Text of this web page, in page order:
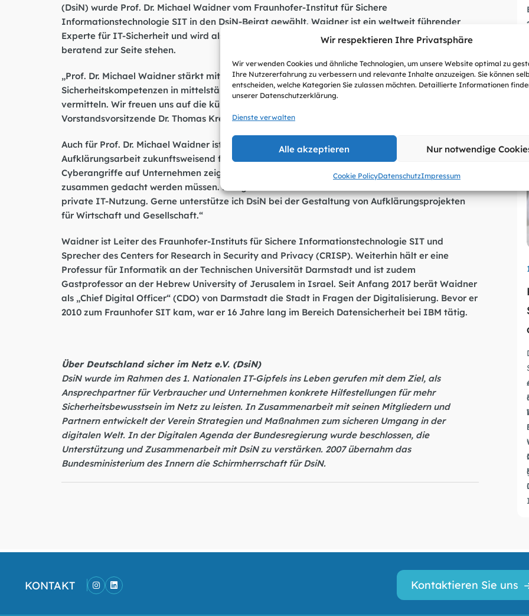
Wir respektieren Ihre Privatsphäre
Wir verwenden Cookies und ähnliche Technologien, um unsere Website optimal zu
Ihre Nutzererfahrung zu verbessern und relevante Inhalte anzuzeigen. Sie können
entscheiden, welche Kategorien Sie zulassen möchten. Detaillierte Informationen
unserer Datenschutzerklärung.
Dienste verwalten
Alle akzeptieren Nur notwendige
Cookie PolicyDatenschutzImpressum
(DsiN) wurde Prof. Dr. Michael Waidner vom Fraunhofer-Institut für Sichere
Informationstechnologie SIT in den DsiN-Beirat gewählt. Waidner ist ein weltweit führender
Experte für IT-Sicherheit und wird als Mitglied des nun dreizehnköpfigen Gremiums DsiN
beratend zur Seite stehen.
„Prof. Dr. Michael Waidner stärkt mit seiner Expertise den Auftrag von DsiN, IT-
Sicherheitskompetenzen in mittelständischen Unternehmen und bei privaten Anwendern zu
vermitteln. Wir freuen uns auf die künftige Zusammenarbeit im Beirat“, kommentiert der DsiN-
Vorstandsvorsitzende Dr. Thomas Kremer die Wahl.
Auch für Prof. Dr. Michael Waidner ist ein Zusammenwirken von technischer IT-Sicherheit und
Aufklärungsarbeit zukunftsweisend für einen effektiven digitalen Schutz: „Die Zahl der
Cyberangriffe auf Unternehmen zeigt, dass technologische Lösungen und Anwender vielfach
zusammen gedacht werden müssen. Das gilt für kleine und mittlere Unternehmen sowie für die
private IT-Nutzung. Gerne unterstütze ich DsiN bei der Gestaltung von Aufklärungsprojekten
für Wirtschaft und Gesellschaft.“
Waidner ist Leiter des Fraunhofer-Instituts für Sichere Informationstechnologie SIT und
Sprecher des Centers for Research in Security and Privacy (CRISP). Weiterhin hält er eine
Professur für Informatik an der Technischen Universität Darmstadt und ist zudem
Gastprofessor an der Hebrew University of Jerusalem in Israel. Seit Anfang 2017 berät Waidner
als „Chief Digital Officer“ (CDO) von Darmstadt die Stadt in Fragen der Digitalisierung. Bevor er
2010 zum Fraunhofer SIT kam, war er 16 Jahre lang im Bereich Datensicherheit bei IBM tätig.
Über Deutschland sicher im Netz e.V. (DsiN)
DsiN wurde im Rahmen des 1. Nationalen IT-Gipfels ins Leben gerufen mit dem Ziel, als
Ansprechpartner für Verbraucher und Unternehmen konkrete Hilfestellungen für mehr
Sicherheitsbewusstsein im Netz zu leisten. In Zusammenarbeit mit seinen Mitgliedern und
Partnern entwickelt der Verein Strategien und Maßnahmen zum sicheren Umgang in der
digitalen Welt. In der Digitalen Agenda der Bundesregierung wurde beschlossen, die
Unterstützung und Zusammenarbeit mit DsiN zu verstärken. 2007 übernahm das
Bundesministerium des Innern die Schirmherrschaft für DsiN.
KONTAKT Kontaktieren Sie uns